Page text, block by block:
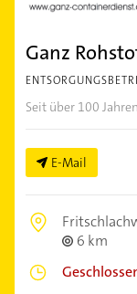
Ganz
Seit über 100
E-Mail
6 km